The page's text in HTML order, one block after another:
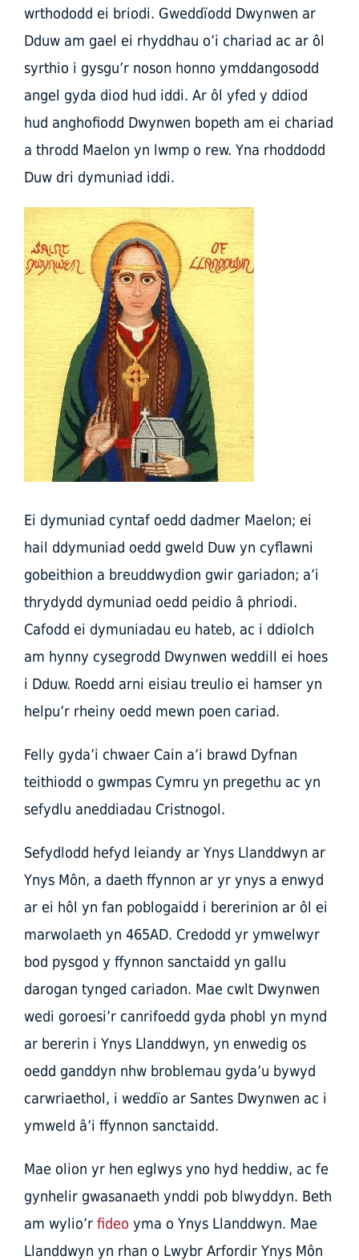
wrthododd ei briodi. Gweddïodd Dwynwen ar
Dduw am gael ei rhyddhau o’i chariad ac ar ôl
syrthio i gysgu’r noson honno ymddangosodd
angel gyda diod hud iddi. Ar ôl yfed y ddiod
hud anghofiodd Dwynwen bopeth am ei chariad
a throdd Maelon yn lwmp o rew. Yna rhoddodd
Duw dri dymuniad iddi.
Ei dymuniad cyntaf oedd dadmer Maelon; ei
hail ddymuniad oedd gweld Duw yn cyflawni
gobeithion a breuddwydion gwir gariadon; a’i
thrydydd dymuniad oedd peidio â phriodi.
Cafodd ei dymuniadau eu hateb, ac i ddiolch
am hynny cysegrodd Dwynwen weddill ei hoes
i Dduw. Roedd arni eisiau treulio ei hamser yn
helpu’r rheiny oedd mewn poen cariad.
Felly gyda’i chwaer Cain a’i brawd Dyfnan
teithiodd o gwmpas Cymru yn pregethu ac yn
sefydlu aneddiadau Cristnogol.
Sefydlodd hefyd leiandy ar Ynys Llanddwyn ar
Ynys Môn, a daeth ffynnon ar yr ynys a enwyd
ar ei hôl yn fan poblogaidd i bererinion ar ôl ei
marwolaeth yn 465AD. Credodd yr ymwelwyr
bod pysgod y ffynnon sanctaidd yn gallu
darogan tynged cariadon. Mae cwlt Dwynwen
wedi goroesi’r canrifoedd gyda phobl yn mynd
ar bererin i Ynys Llanddwyn, yn enwedig os
oedd ganddyn nhw broblemau gyda’u bywyd
carwriaethol, i weddïo ar Santes Dwynwen ac i
ymweld â’i ffynnon sanctaidd.
Mae olion yr hen eglwys yno hyd heddiw, ac fe
gynhelir gwasanaeth ynddi pob blwyddyn. Beth
am wylio’r fideo yma o Ynys Llanddwyn. Mae
Llanddwyn yn rhan o Lwybr Arfordir Ynys Môn